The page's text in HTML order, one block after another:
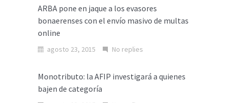
ARBA pone en jaque a los evasores
bonaerenses con el envío masivo de multas
online
agosto 23, 2015 No replies
Monotributo: la AFIP investigará a quienes
bajen de categoría